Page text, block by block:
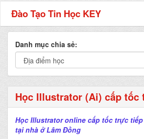
Đào Tạo Tin Học KEY
Danh mục chia sẻ:
Học Illustrator (Ai) cấp tốc
Học Illustrator online cấp tốc trực
tại nhà ở Lâm Đồng